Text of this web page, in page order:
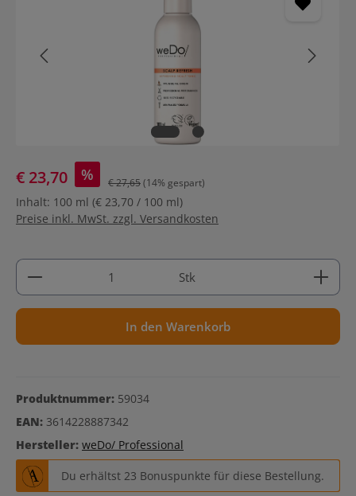
€ 23,70 % € 27,65(14% gespart)
Inhalt: 100 ml (€ 23,70 / 100 ml)
Preise inkl. MwSt. zzgl. Versandkosten
Produkt Anzahl: Gib den gewünschten Wert ein
Stk
In den Warenkorb
Produktnummer: 59034
EAN: 3614228887342
Hersteller: weDo/ Professional
Du erhältst 23 Bonuspunkte für diese Bestellung.